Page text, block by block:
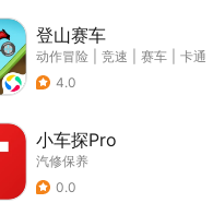
登山赛车
动作冒险 竞速 赛车
卡通
4.0
小车探Pro
汽修保养
0.0